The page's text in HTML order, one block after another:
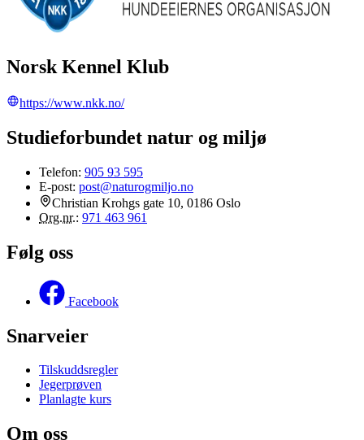
Norsk Kennel Klub
https://www.nkk.no/
Studieforbundet natur og miljø
Telefon: 905 93 595
E-post: post@naturogmiljo.no
Christian Krohgs gate 10, 0186 Oslo
Org.nr.: 971 463 961
Følg oss
Facebook
Snarveier
Tilskuddsregler
Jegerprøven
Planlagte kurs
Om oss